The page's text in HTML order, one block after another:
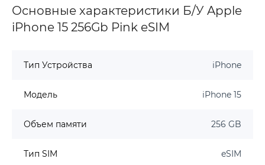
Основные характеристики Б/У Apple
iPhone 15 256Gb Pink eSIM
Тип Устройства iPhone
Модель iPhone 15
Объем памяти 256 GB
Тип SIM eSIM